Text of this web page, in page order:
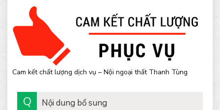
Cam kết chất lượng dịch vụ – Nội ngoại thất Thanh Tùng
Nội dung bổ sung